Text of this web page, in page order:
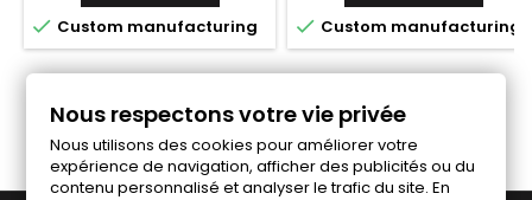
 Custom manufacturing  Custom manufacturing
Follow us on Facebook
Nous respectons votre vie privée
Nous utilisons des cookies pour améliorer votre
expérience de navigation, afficher des publicités ou du
contenu personnalisé et analyser le trafic du site. En